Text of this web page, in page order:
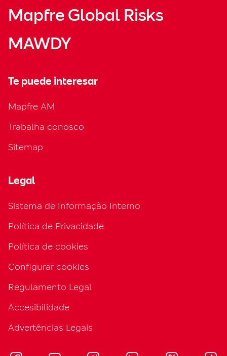
Mapfre Global Risks
MAWDY
Te puede interesar
Mapfre AM
Trabalha conosco
Sitemap
Legal
Sistema de Informação Interno
Política de Privacidade
Política de cookies
Configurar cookies
Regulamento Legal
Accesibilidade
Advertências Legais